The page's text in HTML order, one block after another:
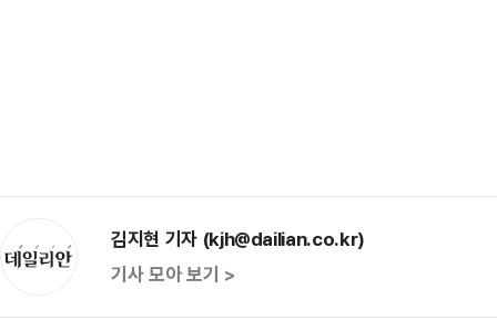
김지현 기자 (kjh@dailian.co.kr)
기사 모아 보기 >